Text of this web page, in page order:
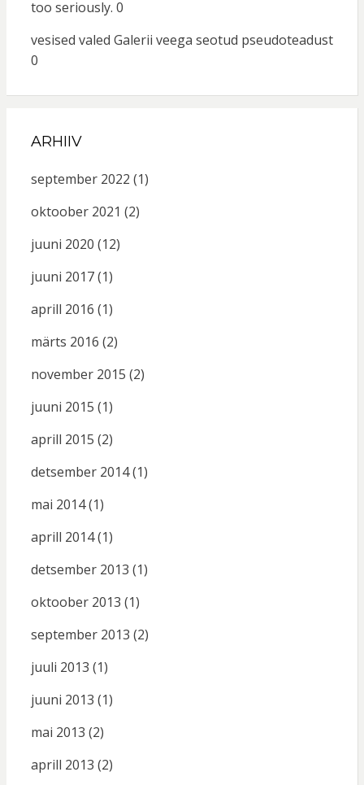
too seriously. 0
vesised valed Galerii veega seotud pseudoteadust
0
ARHIIV
september 2022 (1)
oktoober 2021 (2)
juuni 2020 (12)
juuni 2017(1)
aprill 2016 (1)
märts 2016 (2)
november 2015 (2)
juuni 2015 (1)
aprill 2015 (2)
detsember 2014(1)
mai 2014(1)
aprill 2014(1)
detsember 2013 (1)
oktoober 2013 (1)
september 2013 (2)
juuli 2013 (1)
juuni 2013 (1)
mai 2013 (2)
aprill 2013 (2)